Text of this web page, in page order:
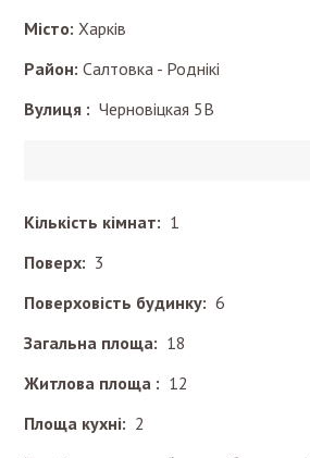
Місто: Харків
Район: Салтовка - Роднікі
Вулиця : Черновіцкая 5В
Кількість кімнат: 1
Поверх: 3
Поверховість будинку: 6
Загальна площа: 18
Житлова площа : 12
Площа кухні: 2